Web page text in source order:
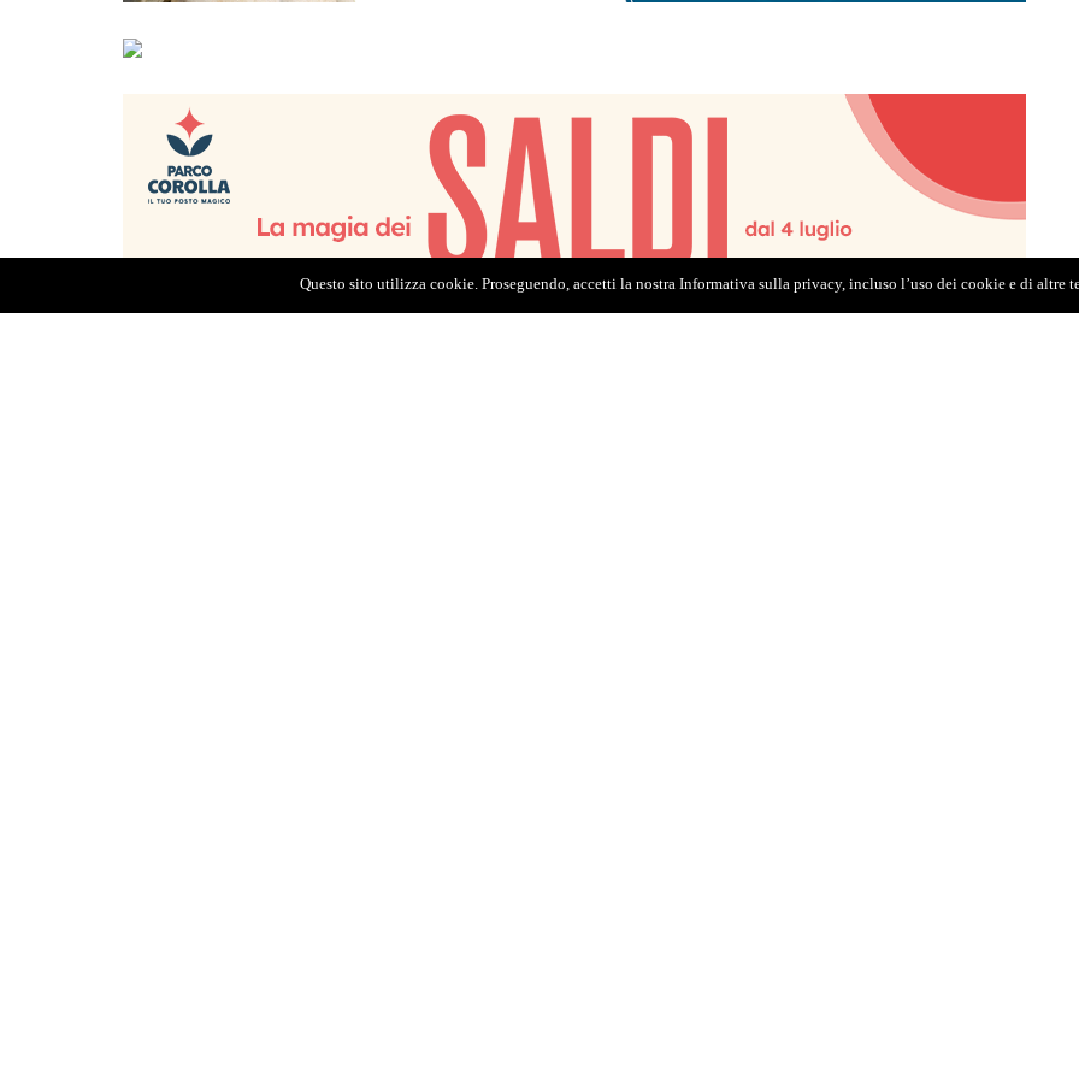
Questo sito utilizza cookie. Proseguendo, accetti la nostra Informativa sulla privacy, incluso l’uso dei cookie e di altre